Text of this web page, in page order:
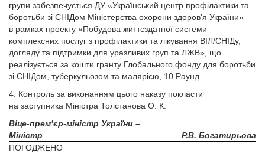
групи забезпечується ДУ «Український центр профілактики та
боротьби зі СНІДом Міністерства охорони здоров’я України»
в рамках проекту «Побудова життєздатної системи
комплексних послуг з профілактики та лікування ВІЛ/СНІДу,
догляду та підтримки для уразливих груп та ЛЖВ», що
реалізується за кошти гранту Глобального фонду для боротьби
зі СНІДом, туберкульозом та малярією, 10 Раунд.
4. Контроль за виконанням цього наказу покласти
на заступника Міністра Толстанова О. К.
Віце-прем’єр-міністр України –
Міністр
Р.В. Богатирьова
ПОГОДЖЕНО